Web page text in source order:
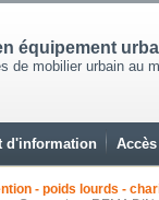
équipement
de mobilier urbain au
d'information
- poids lourds -